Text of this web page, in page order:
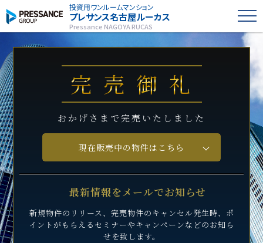
投資用ワンルームマンション
プレサンス名古屋ルーカス
Pressance NAGOYA RUCAS
完売御礼
おかげさまで完売いたしました
最新情報をメールでお知らせ
新規物件のリリース、完売物件のキャンセル発生時、 ポ
イントがもらえるセミナーやキャンペーンなどのお知ら
せを致します。
現在販売中の物件はこちら